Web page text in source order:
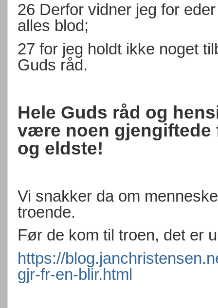
26 Derfor vidner jeg for
alles blod;
27 for jeg holdt ikke noget
Guds råd.
Hele Guds råd og
være noen gjengiftede
og eldste!
Vi snakker da om
troende.
Før de kom til troen, det er
https://
gjr-fr-en-blir.html